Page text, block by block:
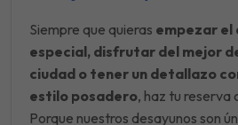
Siempre que quieras empezar el
especial, disfrutar del mejor
ciudad o tener un detallazo
estilo posadero, haz tu reserva
Porque nuestros desayunos son